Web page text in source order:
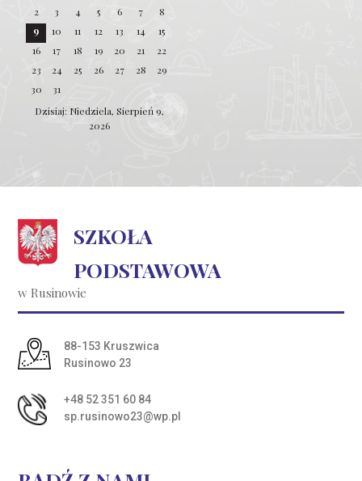
2
3 4 5 6 7
8
9
10 11 12 13 14
15
16
17 18 19 20 21
22
23
24 25 26 27 28
29
30
31
Dzisiaj: Niedziela, Sierpień 9,
2026
SZKOŁA
PODSTAWOWA
w Rusinowie
Adres pocztowy:
88-153 Kruszwica
Rusinowo 23
+48 52 351 60 84
sp.rusinowo23@wp.pl